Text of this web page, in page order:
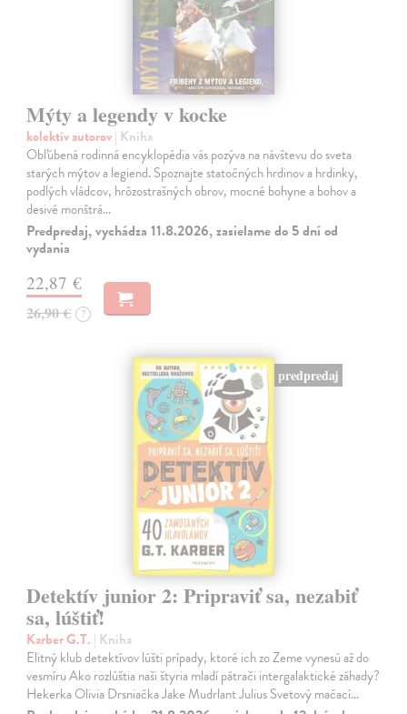
Mýty a legendy v kocke
kolektív autorov| Kniha
Obľúbená rodinná encyklopédia vás pozýva na návštevu do sveta
starých mýtov a legiend. Spoznajte statočných hrdinov a hrdinky,
podlých vládcov, hrôzostrašných obrov, mocné bohyne a bohov a
desivé monštrá…
Predpredaj, vychádza 11.8.2026, zasielame do 5 dní od
vydania
22,87 €
26,90 € ?
predpredaj
Detektív junior 2: Pripraviť sa, nezabiť
sa, lúštiť!
Karber G.T. | Kniha
Elitný klub detektívov lúšti prípady, ktoré ich zo Zeme vynesú až do
vesmíru Ako rozlúštia naši štyria mladí pátrači intergalaktické záhady?
Hekerka Olivia Drsniačka Jake Mudrlant Julius Svetový mačací…